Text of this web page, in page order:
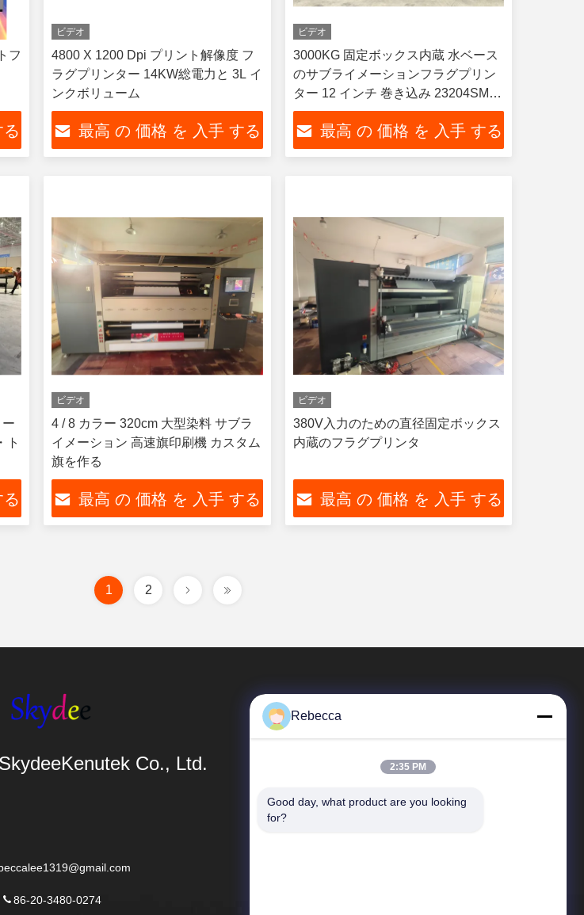
フ
ビデオ
4800 X 1200 Dpi プリント解像度 フ
ラグプリンター 14KW総電力と 3L イ
ンクボリューム
最高 の 価格 を 入手 する
ビデオ
3000KG 固定ボックス内蔵 水ベース
のサブライメーションフラグプリン
ター 12 インチ 巻き込み 23204SM
126 インチ
最高 の 価格 を 入手 する
ト
ビデオ
4 / 8 カラー 320cm 大型染料 サブラ
イメーション 高速旗印刷機 カスタム
旗を作る
最高 の 価格 を 入手 する
ビデオ
380V入力のための直径固定ボックス
内蔵のフラグプリンタ
最高 の 価格 を 入手 する
1 2
Co., Ltd.
86-20-3480-0274
簡単なリンク
Rebecca
2:35 PM
Good day, what product are you looking
for?